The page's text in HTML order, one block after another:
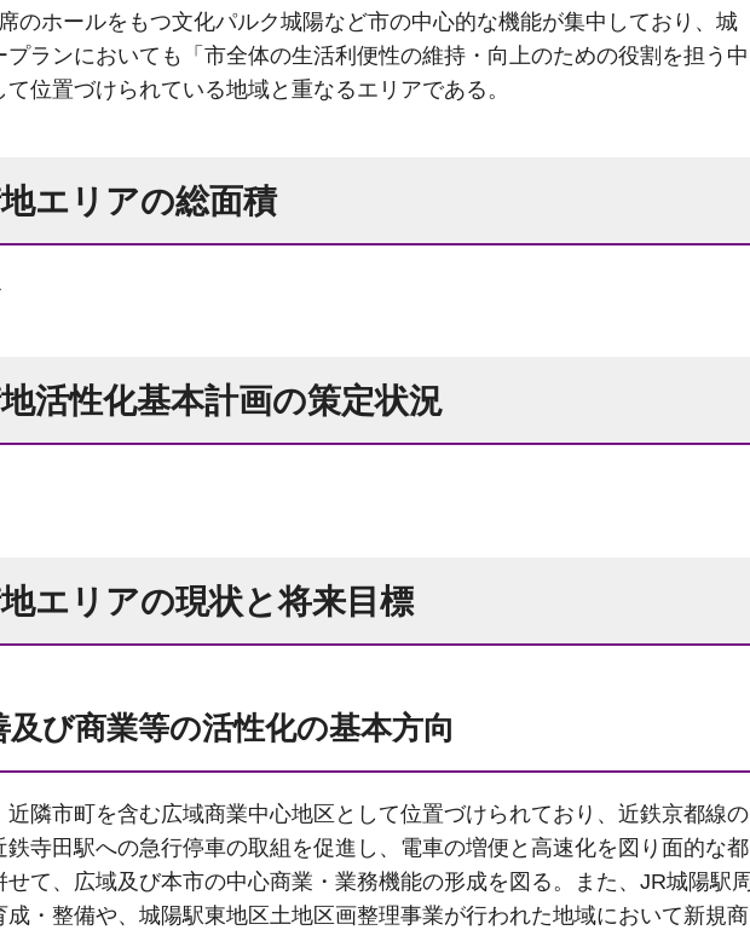
のホールをもつ文化パルク城陽など市の中心的な機能が集中しており、城
プランにおいても「市全体の生活利便性の維持・向上のための役割を担う中
位置づけられている地域と重なるエリアである。
エリアの総面積
活性化基本計画の策定状況
エリアの現状と将来目標
び商業等の活性化の基本方向
隣市町を含む広域商業中心地区として位置づけられており、近鉄京都線の
寺田駅への急行停車の取組を促進し、電車の増便と高速化を図り面的な都
て、広域及び本市の中心商業・業務機能の形成を図る。また、JR城陽駅周
・整備や、城陽駅東地区土地区画整理事業が行われた地域において新規商